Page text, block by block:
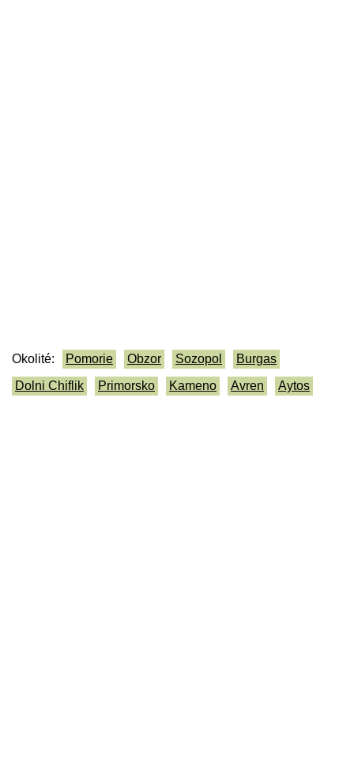
Okolité: Pomorie Obzor Sozopol
Burgas
Dolni Chiflik
Primorsko Kameno Avren Aytos